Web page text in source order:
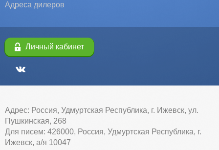
Адреса дилеров
Личный кабинет
Адрес: Россия, Удмуртская Республика, г. Ижевск, ул.
Пушкинская, 268
Для писем: 426000, Россия, Удмуртская Республика, г.
Ижевск, а/я 10047